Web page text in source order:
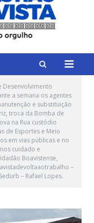
Desenvolvimento
a semana os agentes
e substituição
troca da Bomba de
na Rua custódio
de Esportes e Meio
em vias públicas e no
cuidado e
Boavistense,
–
– Rafael Lopes.